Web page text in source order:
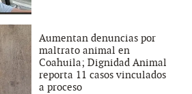
Aumentan denuncias por
maltrato animal en
Coahuila; Dignidad Animal
reporta 11 casos vinculados
a proceso